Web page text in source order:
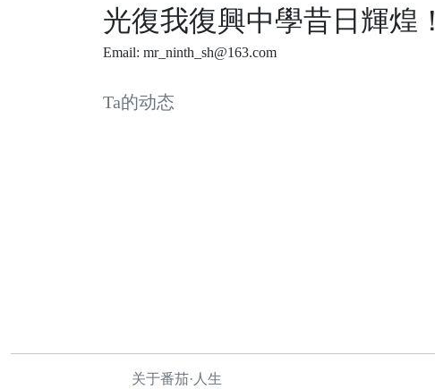
光復我復興中學昔日輝煌！
Email: mr_ninth_sh@163.com
Ta的动态
关于番茄·人生